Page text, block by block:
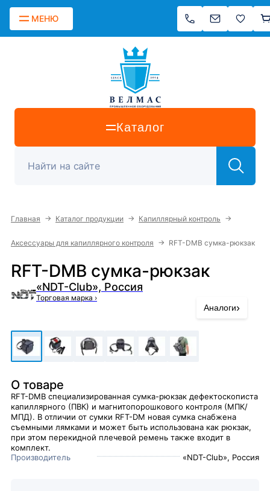
МЕНЮ
Каталог
Главная → Каталог продукции → Капиллярный контроль →
Аксессуары для капиллярного контроля → RFT-DMB сумка-рюкзак
RFT-DMB сумка-рюкзак
«NDT-Club», Россия
Торговая марка ›
Аналоги›
О товаре
RFT-DMB специализированная сумка-рюкзак дефектоскописта
капиллярного (ПВК) и магнитопорошкового контроля (МПК/
МПД). В отличии от сумки RFT-DM новая сумка снабжена
съемными лямками и может быть использована как рюкзак,
при этом перекидной плечевой ремень также входит в
комплект.
Производитель
«NDT-Club», Россия